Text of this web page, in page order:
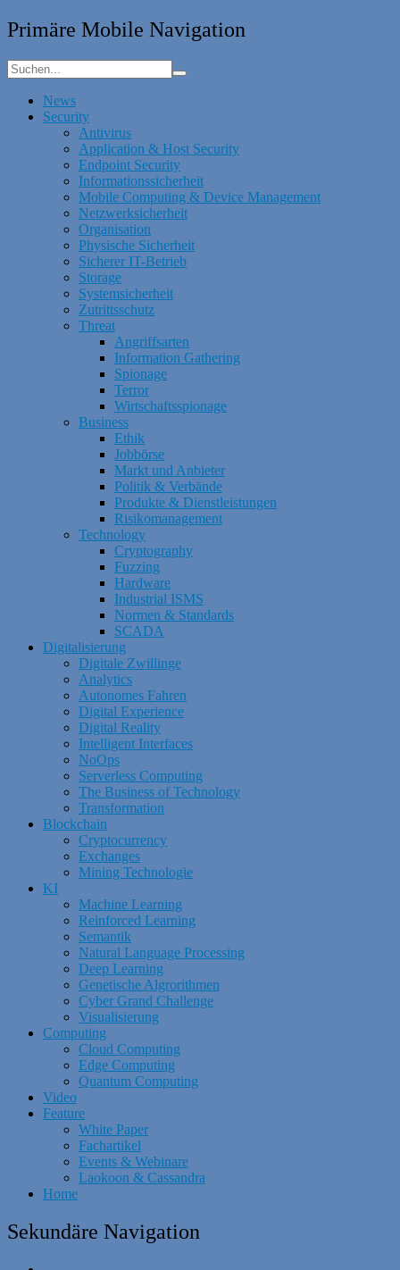
Primäre Mobile Navigation
News
Security
Antivirus
Application & Host Security
Endpoint Security
Informationssicherheit
Mobile Computing & Device Management
Netzwerksicherheit
Organisation
Physische Sicherheit
Sicherer IT-Betrieb
Storage
Systemsicherheit
Zutrittsschutz
Threat
Angriffsarten
Information Gathering
Spionage
Terror
Wirtschaftsspionage
Business
Ethik
Jobbörse
Markt und Anbieter
Politik & Verbände
Produkte & Dienstleistungen
Risikomanagement
Technology
Cryptography
Fuzzing
Hardware
Industrial ISMS
Normen & Standards
SCADA
Digitalisierung
Digitale Zwillinge
Analytics
Autonomes Fahren
Digital Experience
Digital Reality
Intelligent Interfaces
NoOps
Serverless Computing
The Business of Technology
Transformation
Blockchain
Cryptocurrency
Exchanges
Mining Technologie
KI
Machine Learning
Reinforced Learning
Semantik
Natural Language Processing
Deep Learning
Genetische Algrorithmen
Cyber Grand Challenge
Visualisierung
Computing
Cloud Computing
Edge Computing
Quantum Computing
Video
Feature
White Paper
Fachartikel
Events & Webinare
Laokoon & Cassandra
Home
Sekundäre Navigation